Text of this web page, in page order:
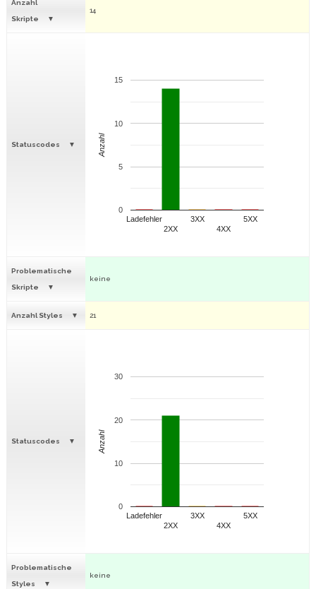
Anzahl
Skripte
14
Statuscodes
Ladefehler
2XX
3XX
4XX
5XX
0
5
10
15
Anzahl
Problematische
Skripte
keine
Anzahl Styles 21
Statuscodes
Ladefehler
2XX
3XX
4XX
5XX
0
10
20
30
Anzahl
Problematische
Styles
keine